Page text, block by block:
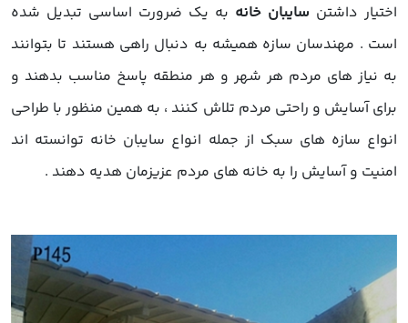
اختیار داشتن سایبان خانه به یک ضرورت اساسی تبدیل شده
است . مهندسان سازه همیشه به دنبال راهی هستند تا بتوانند
به نیاز های مردم هر شهر و هر منطقه پاسخ مناسب بدهند و
برای آسایش و راحتی مردم تلاش کنند ، به همین منظور با طراحی
انواع سازه های سبک از جمله انواع سایبان خانه توانسته اند
امنیت و آسایش را به خانه های مردم عزیزمان هدیه دهند .